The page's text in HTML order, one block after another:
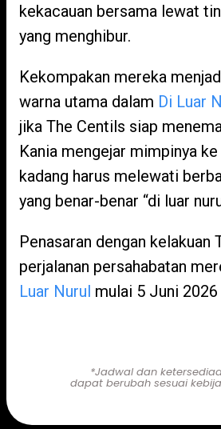
kekacauan bersama lewat
yang menghibur.
Kekompakan mereka
warna utama dalam Di Luar
jika The Centils siap
Kania mengejar mimpinya
kadang harus melewati
yang benar-benar “di luar
Penasaran dengan kelakuan
perjalanan persahabatan
Luar Nurul mulai 5 Juni
*Jadwal dan
dapat berubah sesuai